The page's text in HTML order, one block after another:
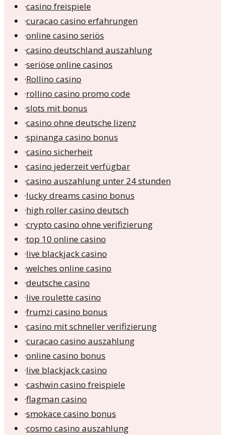
·casino freispiele
·curacao casino erfahrungen
·online casino seriös
·casino deutschland auszahlung
·seriöse online casinos
·Rollino casino
·rollino casino promo code
·slots mit bonus
·casino ohne deutsche lizenz
·spinanga casino bonus
·casino sicherheit
·casino jederzeit verfügbar
·casino auszahlung unter 24 stunden
·lucky dreams casino bonus
·high roller casino deutsch
·crypto casino ohne verifizierung
·top 10 online casino
·live blackjack casino
·welches online casino
·deutsche casino
·live roulette casino
·frumzi casino bonus
·casino mit schneller verifizierung
·curacao casino auszahlung
·online casino bonus
·live blackjack casino
·cashwin casino freispiele
·flagman casino
·smokace casino bonus
·cosmo casino auszahlung